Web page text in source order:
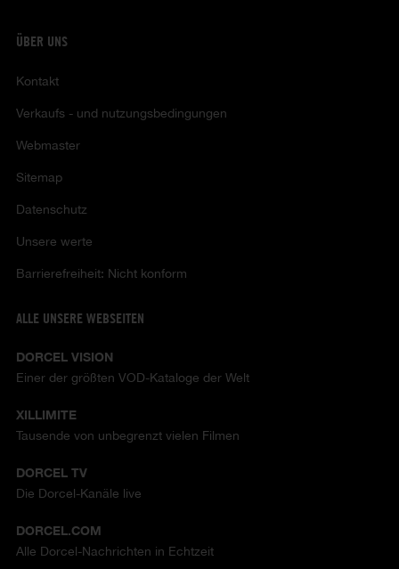
ÜBER UNS
Kontakt
Verkaufs - und nutzungsbedingungen
Webmaster
Sitemap
Datenschutz
Unsere werte
Barrierefreiheit: Nicht konform
ALLE UNSERE WEBSEITEN
DORCEL VISION
Einer der größten VOD-Kataloge der Welt
XILLIMITE
Tausende von unbegrenzt vielen Filmen
DORCEL TV
Die Dorcel-Kanäle live
DORCEL.COM
Alle Dorcel-Nachrichten in Echtzeit